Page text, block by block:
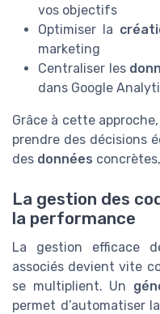
vos objectifs
Optimiser la
marketing
Centraliser les
dans Google
Grâce à cette
prendre des décisions
des données
La gestion des
la performance
La gestion efficace
associés devient vite
se multiplient. Un
permet d’automatiser la